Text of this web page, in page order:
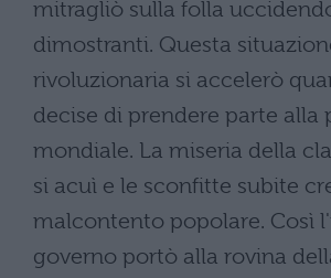
mitragliò sulla folla
dimostranti. Questa
rivoluzionaria si accelerò
decise di prendere parte alla
mondiale. La miseria della
si acuì e le sconfitte subite
malcontento popolare. Così
governo portò alla rovina